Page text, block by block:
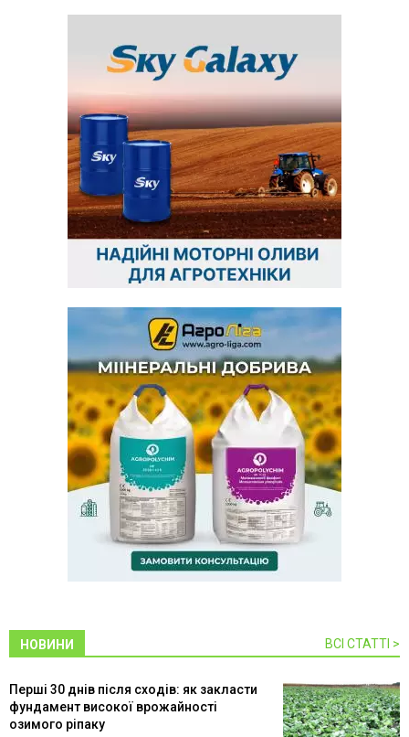
НОВИНИ ВСІ СТАТТІ >
Перші 30 днів після сходів: як закласти
фундамент високої врожайності
озимого ріпаку